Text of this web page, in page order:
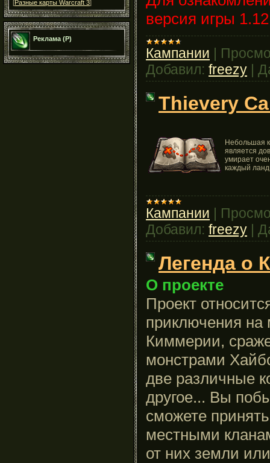
[Разные карты Warcraft 3]
Реклама (Р)
версия игры
Кампании
Добавил: freezy
Thievery
Небольшая
является
умирает
каждый
Кампании |
Добавил: freezy |
Легенда о
О проекте
Проект
приключения на
Киммерии,
монстрами
две различные
другое... Вы
сможете
местными
от них земли